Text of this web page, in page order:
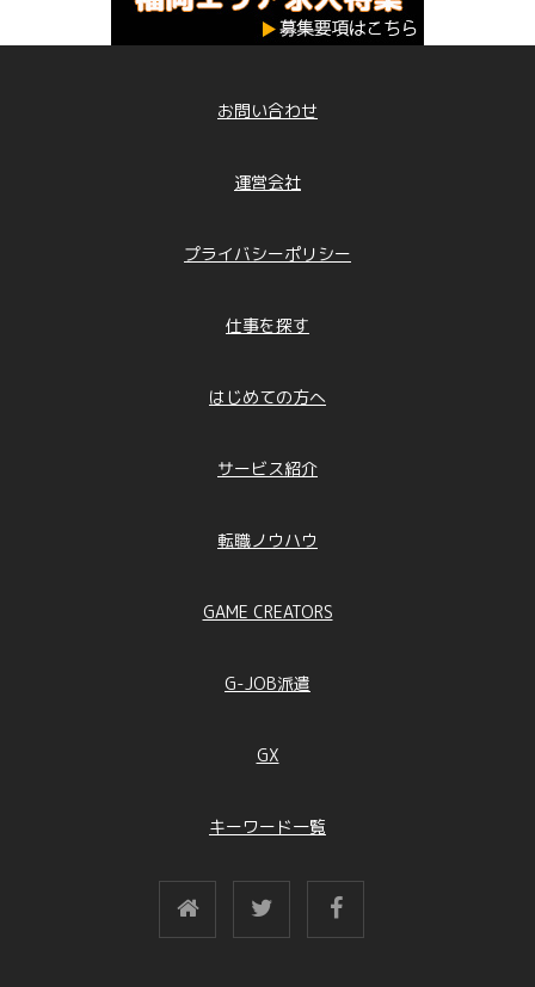
お問い合わせ
運営会社
プライバシーポリシー
仕事を探す
はじめての方へ
サービス紹介
転職ノウハウ
GAME CREATORS
G-JOB派遣
GX
キーワード一覧